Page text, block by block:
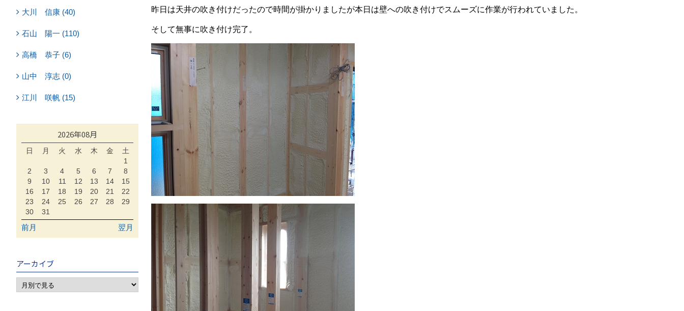
昨日は天井の吹き付けだったので時間が掛かりましたが本日は壁への吹き付けでスムーズに作業が行われていました。
そして無事に吹き付け完了。
大川 信康 (40)
石山 陽一 (110)
高橋 恭子 (6)
山中 淳志 (0)
江川 咲帆 (15)
2026年08月
日 月 火 水 木 金
土
1
2
3 4 5 6 7
8
9
10 11 12 13 14
15
16
17 18 19 20 21
22
23
24 25 26 27 28
29
30
31
前月 翌月
アーカイブ